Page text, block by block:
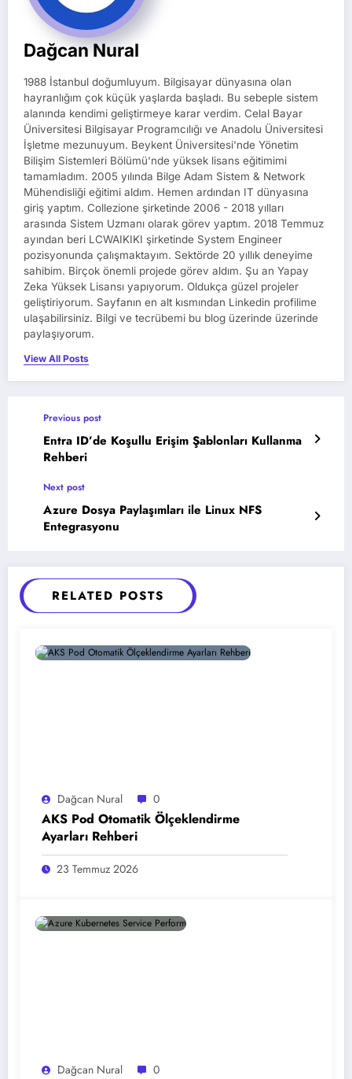
Dağcan Nural
1988 İstanbul doğumluyum. Bilgisayar dünyasına olan
hayranlığım çok küçük yaşlarda başladı. Bu sebeple sistem
alanında kendimi geliştirmeye karar verdim. Celal Bayar
Üniversitesi Bilgisayar Programcılığı ve Anadolu Üniversitesi
İşletme mezunuyum. Beykent Üniversitesi'nde Yönetim
Bilişim Sistemleri Bölümü'nde yüksek lisans eğitimimi
tamamladım. 2005 yılında Bilge Adam Sistem & Network
Mühendisliği eğitimi aldım. Hemen ardından IT dünyasına
giriş yaptım. Collezione şirketinde 2006 - 2018 yılları
arasında Sistem Uzmanı olarak görev yaptım. 2018 Temmuz
ayından beri LCWAIKIKI şirketinde System Engineer
pozisyonunda çalışmaktayım. Sektörde 20 yıllık deneyime
sahibim. Birçok önemli projede görev aldım. Şu an Yapay
Zeka Yüksek Lisansı yapıyorum. Oldukça güzel projeler
geliştiriyorum. Sayfanın en alt kısmından Linkedin profilime
ulaşabilirsiniz. Bilgi ve tecrübemi bu blog üzerinde üzerinde
paylaşıyorum.
View All Posts
Previous post
Entra ID’de Koşullu Erişim Şablonları Kullanma
Rehberi
Next post
Azure Dosya Paylaşımları ile Linux NFS
Entegrasyonu
RELATED POSTS
Dağcan Nural 0
AKS Pod Otomatik Ölçeklendirme
Ayarları Rehberi
23 Temmuz 2026
Dağcan Nural 0